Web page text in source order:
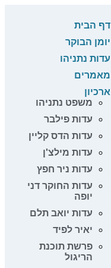
דף הבית
יומן הבוקר
עדות נתניהו
מאמרים
ארכיון
משפט נתניהו
עדות פילבר
עדות הדס קליין
עדות מילצ'ן
עדות ניר חפץ
עדות החוקר דני
יופה
עדות יואב תלם
יאיר לפיד
פרשת תוכנת
הריגול